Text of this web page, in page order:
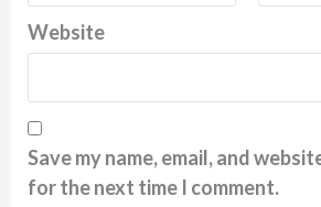
Website
Save my name, email, and
for the next time I comment.